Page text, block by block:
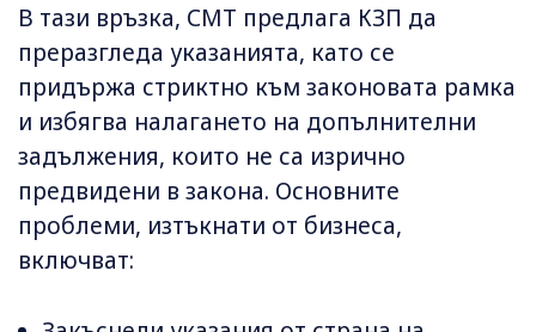
В тази връзка, СМТ предлага КЗП да
преразгледа указанията, като се
придържа стриктно към законовата рамка
и избягва налагането на допълнителни
задължения, които не са изрично
предвидени в закона. Основните
проблеми, изтъкнати от бизнеса,
включват: